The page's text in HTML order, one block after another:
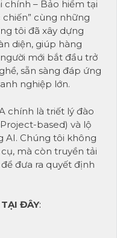
chính – Bảo hiểm tại
chiến” cùng những
tôi đã xây dựng
diện, giúp hàng
mới bắt đầu trở
sẵn sàng đáp ứng
nghiệp lớn.
chính là triết lý đào
based) và lộ
AI. Chúng tôi không
mà còn truyền tải
đưa ra quyết định
TẠI ĐÂY: